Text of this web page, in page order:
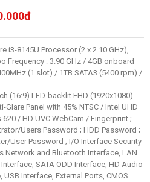
i3-8145U Processor (2 x 2.10 GHz),
Frequency : 3.90 GHz / 4GB onboard
(1 slot) / 1TB SATA3 (5400 rpm) /
(16:9) LED-backlit FHD (1920x1080)
Glare Panel with 45% NTSC / Intel UHD
620 / HD UVC WebCam / Fingerprint ;
Users Password ; HDD Password ;
User Password ; I/O Interface Security
Network and Bluetooth Interface, LAN
SATA ODD Interface, HD Audio
USB Interface, External Ports, CMOS